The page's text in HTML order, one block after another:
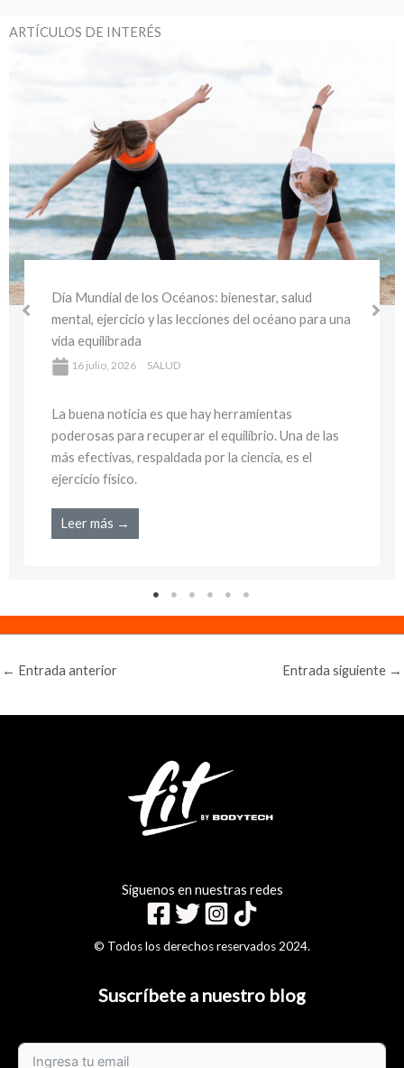
ARTÍCULOS DE INTERÉS
Día Mundial del Medio Ambiente y la Salud:
bienestar sostenible y hábitos saludables para
cuidar tu salud y el planeta
16 julio, 2026
La buena noticia es que hay herramientas
poderosas para recuperar el equilibrio. Una de las
más efectivas, respaldada por la ciencia, es el
ejercicio físico.
Leer más →
← Entrada anterior Entrada siguiente →
Siguenos en nuestras redes
© Todos los derechos reservados 2024.
Suscríbete a nuestro blog